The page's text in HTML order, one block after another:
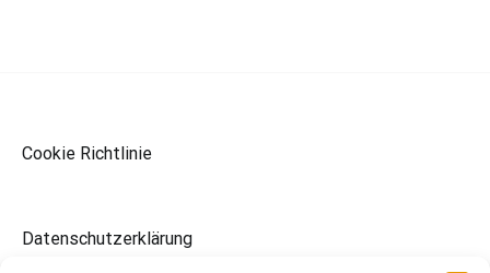
Cookie Richtlinie
Datenschutzerklärung